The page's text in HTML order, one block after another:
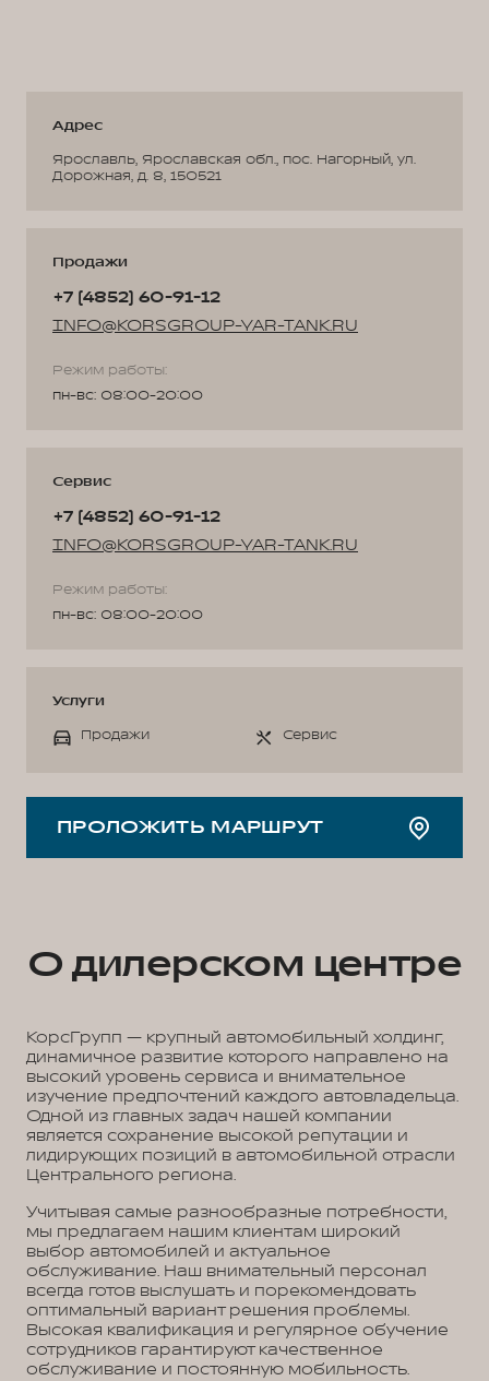
Адрес
Ярославль, Ярославская обл., пос. Нагорный, ул.
Дорожная, д. 8, 150521
Продажи
+7 (4852) 60-91-12
INFO@KORSGROUP-YAR-TANK.RU
Режим работы:
пн-вс: 08:00-20:00
Сервис
+7 (4852) 60-91-12
INFO@KORSGROUP-YAR-TANK.RU
Режим работы:
пн-вс: 08:00-20:00
Услуги
Продажи
Сервис
ПРОЛОЖИТЬ МАРШРУТ
О дилерском центре
КорсГрупп — крупный автомобильный холдинг,
динамичное развитие которого направлено на
высокий уровень сервиса и внимательное
изучение предпочтений каждого автовладельца.
Одной из главных задач нашей компании
является сохранение высокой репутации и
лидирующих позиций в автомобильной отрасли
Центрального региона.
Учитывая самые разнообразные потребности,
мы предлагаем нашим клиентам широкий
выбор автомобилей и актуальное
обслуживание. Наш внимательный персонал
всегда готов выслушать и порекомендовать
оптимальный вариант решения проблемы.
Высокая квалификация и регулярное обучение
сотрудников гарантируют качественное
обслуживание и постоянную мобильность.